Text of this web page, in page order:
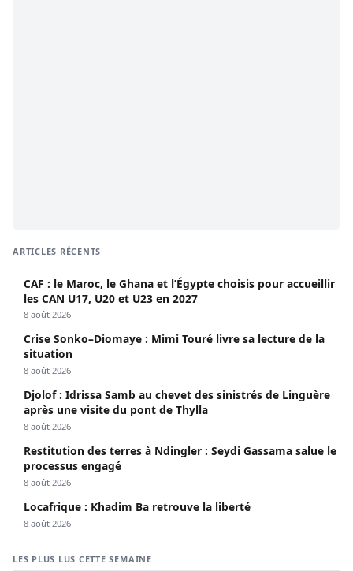
ARTICLES RÉCENTS
CAF : le Maroc, le Ghana et l’Égypte choisis pour accueillir
les CAN U17, U20 et U23 en 2027
8 août 2026
Crise Sonko–Diomaye : Mimi Touré livre sa lecture de la
situation
8 août 2026
Djolof : Idrissa Samb au chevet des sinistrés de Linguère
après une visite du pont de Thylla
8 août 2026
Restitution des terres à Ndingler : Seydi Gassama salue le
processus engagé
8 août 2026
Locafrique : Khadim Ba retrouve la liberté
8 août 2026
LES PLUS LUS CETTE SEMAINE